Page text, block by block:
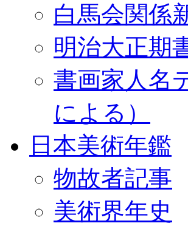
白馬会関係
明治大正期
書画家人名
による）
日本美術年鑑
物故者記事
美術界年史